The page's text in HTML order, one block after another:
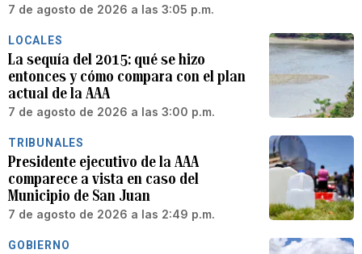
7 de agosto de 2026 a las 3:05 p.m.
LOCALES
La sequía del 2015: qué se hizo
entonces y cómo compara con el plan
actual de la AAA
7 de agosto de 2026 a las 3:00 p.m.
TRIBUNALES
Presidente ejecutivo de la AAA
comparece a vista en caso del
Municipio de San Juan
7 de agosto de 2026 a las 2:49 p.m.
GOBIERNO